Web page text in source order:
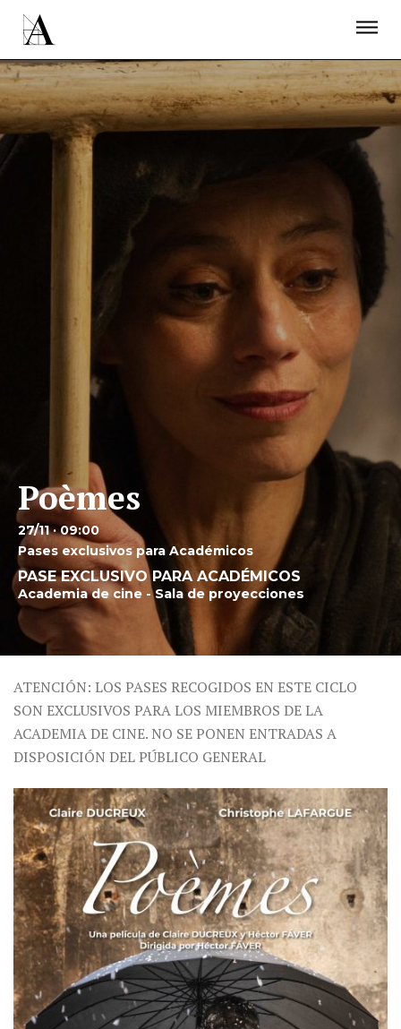
Poèmes
27/11 · 09:00
Pases exclusivos para Académicos
PASE EXCLUSIVO PARA ACADÉMICOS
Academia de cine - Sala de proyecciones
ATENCIÓN: LOS PASES RECOGIDOS EN ESTE CICLO
SON EXCLUSIVOS PARA LOS MIEMBROS DE LA
ACADEMIA DE CINE. NO SE PONEN ENTRADAS A
DISPOSICIÓN DEL PÚBLICO GENERAL
ACTUALIDAD
PROYECTOS
RESIDENCIAS
ÚNETE A LA ACADEMIA DE CINE
PRENSA